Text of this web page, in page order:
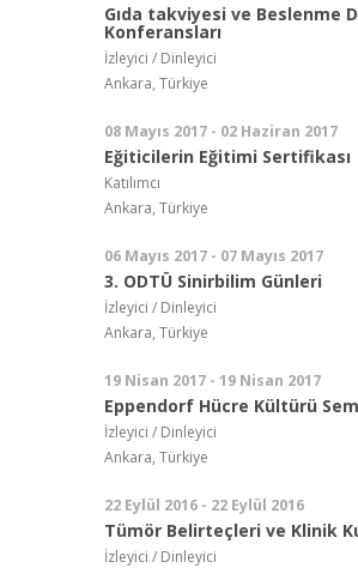
Gıda takviyesi ve Beslenme
Konferansları
İzleyici / Dinleyici
Ankara, Türkiye
08 Mayıs 2017 - 02 Haziran 2017
Eğiticilerin Eğitimi Sertifikası
Katılımcı
Ankara, Türkiye
06 Mayıs 2017 - 07 Mayıs 2017
3. ODTÜ Sinirbilim Günleri
İzleyici / Dinleyici
Ankara, Türkiye
19 Nisan 2017 - 19 Nisan 2017
Eppendorf Hücre Kültürü
İzleyici / Dinleyici
Ankara, Türkiye
22 Eylül 2016 - 22 Eylül 2016
Tümör Belirteçleri ve Klinik
İzleyici / Dinleyici